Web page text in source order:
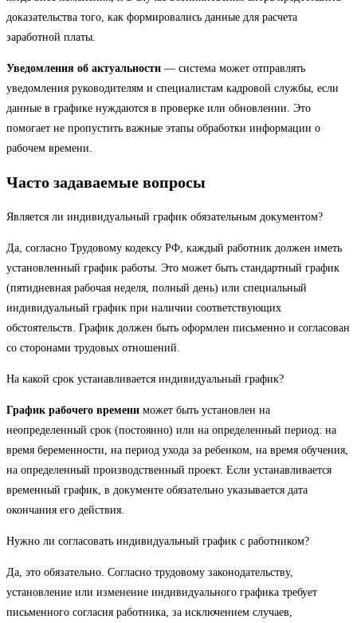
доказательства того, как формировались данные для расчета
заработной платы.
Уведомления об актуальности — система может отправлять
уведомления руководителям и специалистам кадровой службы, если
данные в графике нуждаются в проверке или обновлении. Это
помогает не пропустить важные этапы обработки информации о
рабочем времени.
Часто задаваемые вопросы
Является ли индивидуальный график обязательным документом?
Да, согласно Трудовому кодексу РФ, каждый работник должен иметь
установленный график работы. Это может быть стандартный график
(пятидневная рабочая неделя, полный день) или специальный
индивидуальный график при наличии соответствующих
обстоятельств. График должен быть оформлен письменно и согласован
со сторонами трудовых отношений.
На какой срок устанавливается индивидуальный график?
График рабочего времени может быть установлен на
неопределенный срок (постоянно) или на определенный период: на
время беременности, на период ухода за ребенком, на время обучения,
на определенный производственный проект. Если устанавливается
временный график, в документе обязательно указывается дата
окончания его действия.
Нужно ли согласовать индивидуальный график с работником?
Да, это обязательно. Согласно трудовому законодательству,
установление или изменение индивидуального графика требует
письменного согласия работника, за исключением случаев,